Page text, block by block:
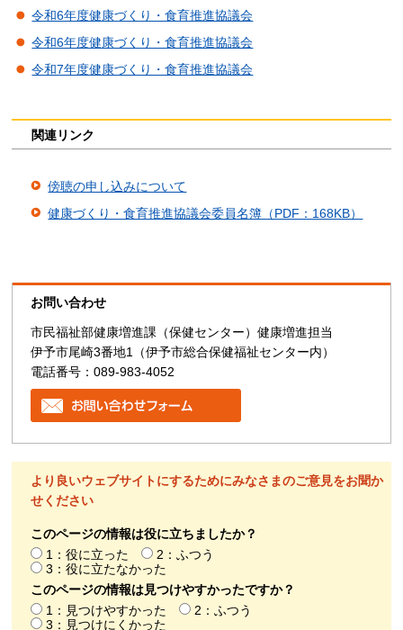
令和6年度健康づくり・食育推進協議会
令和6年度健康づくり・食育推進協議会
令和7年度健康づくり・食育推進協議会
関連リンク
傍聴の申し込みについて
健康づくり・食育推進協議会委員名簿（PDF：168KB）
お問い合わせ
市民福祉部健康増進課（保健センター）健康増進担当
伊予市尾崎3番地1（伊予市総合保健福祉センター内）
電話番号：089-983-4052
より良いウェブサイトにするためにみなさまのご意見をお聞か
せください
このページの情報は役に立ちましたか？
1：役に立った
2：ふつう
3：役に立たなかった
このページの情報は見つけやすかったですか？
1：見つけやすかった
2：ふつう
3：見つけにくかった